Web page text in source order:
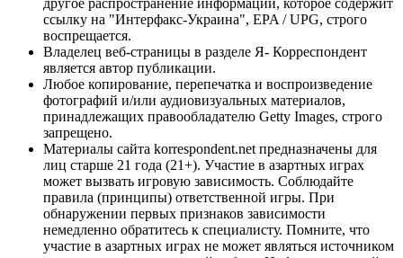
другое распространение информации, которое содержит
ссылку на "Интерфакс-Украина", EPA / UPG, строго
воспрещается.
Владелец веб-страницы в разделе Я- Корреспондент
является автор публикации.
Любое копирование, перепечатка и воспроизведение
фотографий и/или аудиовизуальных материалов,
принадлежащих правообладателю Getty Images, строго
запрещено.
Материалы сайта korrespondent.net предназначены для
лиц старше 21 года (21+). Участие в азартных играх
может вызвать игровую зависимость. Соблюдайте
правила (принципы) ответственной игры. При
обнаружении первых признаков зависимости
немедленно обратитесь к специалисту. Помните, что
участие в азартных играх не может являться источником